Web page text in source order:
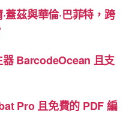
蓋茲與華倫·巴菲特，跨
BarcodeOcean 且支
Pro 且免費的 PDF 編